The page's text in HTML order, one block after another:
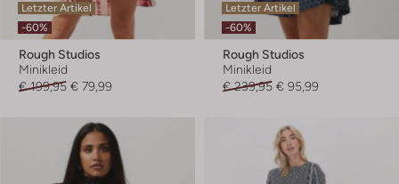
Letzter Artikel
-60%
Rough Studios
Minikleid
€ 199,95 € 79,99
Letzter Artikel
-60%
Rough Studios
Minikleid
€ 239,95 € 95,99